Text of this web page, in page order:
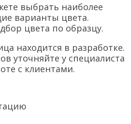
выбрать наиболее
варианты цвета.
цвета по образцу.
находится в разработке.
уточняйте у специалиста
с клиентами.